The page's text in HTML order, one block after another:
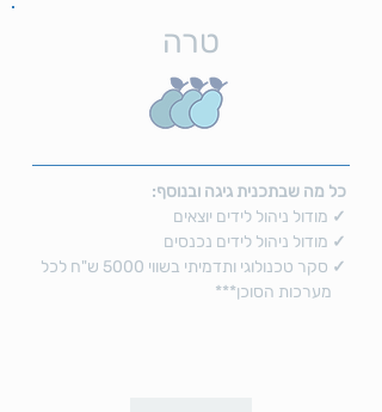
טרה
כל מה שבתכנית גיגה ובנוסף:
✓ מודול ניהול לידים יוצאים
✓ מודול ניהול לידים נכנסים
✓ סקר טכנולוגי ותדמיתי בשווי 5000 ש"ח לכל
מערכות הסוכן***